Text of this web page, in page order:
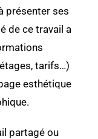
présenter ses
de ce travail a
tarifs…)
esthétique
partagé ou